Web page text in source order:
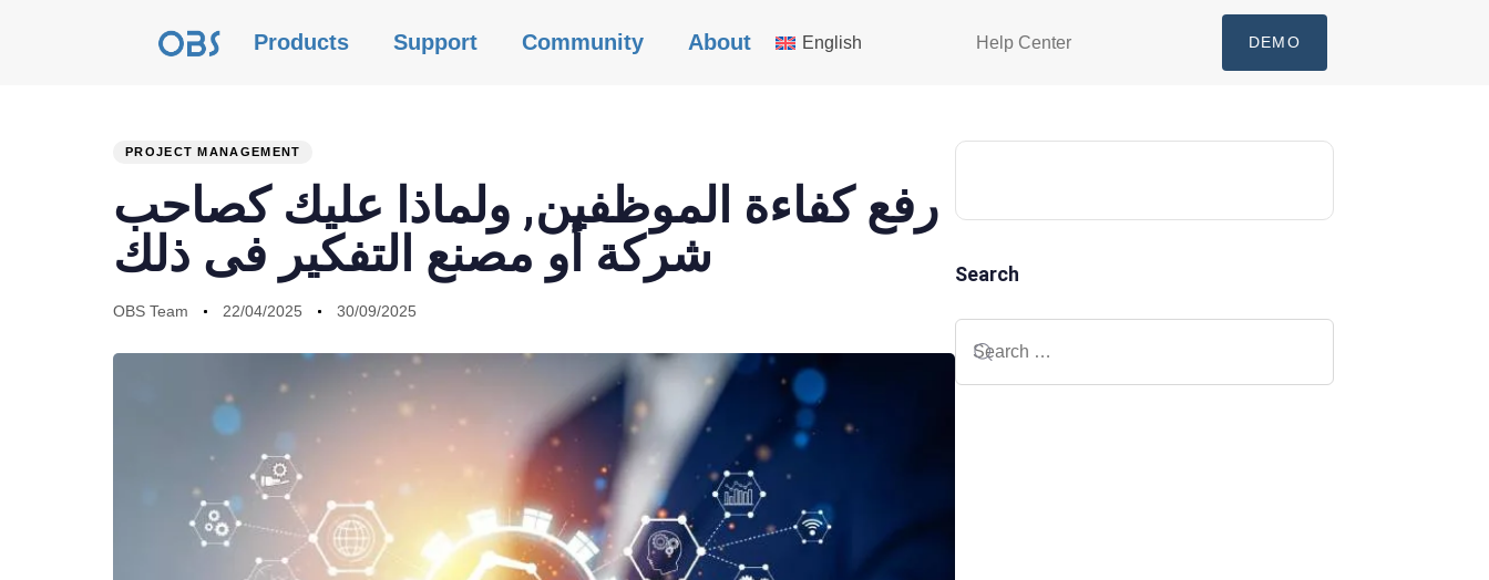
Products Support Community About English Help Center DEMO
PUBLISHED
PROJECT MANAGEMENT
رفع كفاءة الموظفين, ولماذا عليك كصاحب
شركة أو مصنع التفكير فى ذلك
Author
OBS Team
Published
22/04/2025
Last
30/09/2025
Search